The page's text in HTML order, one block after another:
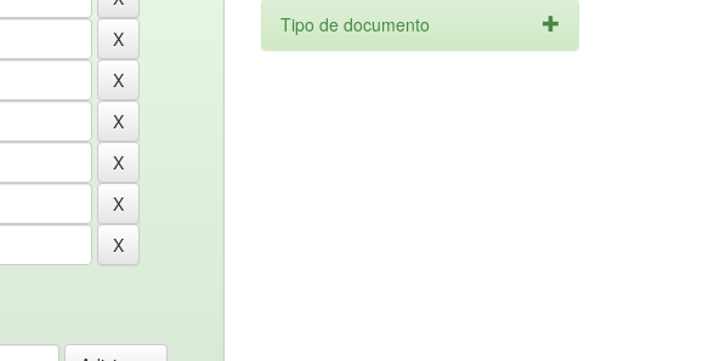
Tipo de documento